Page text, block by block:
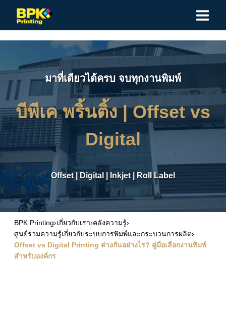
มาที่เดียวได้ครบ จบทุกงานพิมพ์
บีพีเค พริ้นติ้ง |Offset vs
Digital
Offset| Digital Inkjet| Roll Label
BPK Printing›เกี่ยวกับเรา›คลังความรู้›
ศูนย์รวมความรู้เกี่ยวกับระบบการพิมพ์และกระบวนการผลิต›
Offset vs Digital Printing ต่างกันอย่างไร? คู่มือเลือกงานพิมพ์
สำหรับองค์กร